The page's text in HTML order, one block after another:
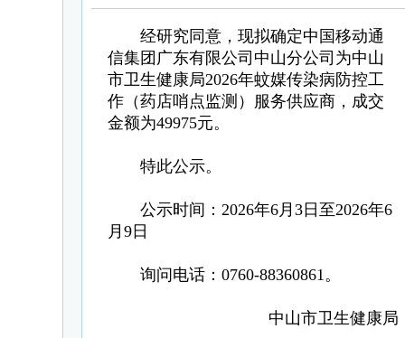
经研究同意，现拟确定中国移动通
信集团广东有限公司中山分公司为中山
市卫生健康局2026年蚊媒传染病防控工
作（药店哨点监测）服务供应商，成交
金额为49975元。
特此公示。
公示时间：2026年6月3日至2026年6
月9日
询问电话：0760-88360861。
中山市卫生健康局